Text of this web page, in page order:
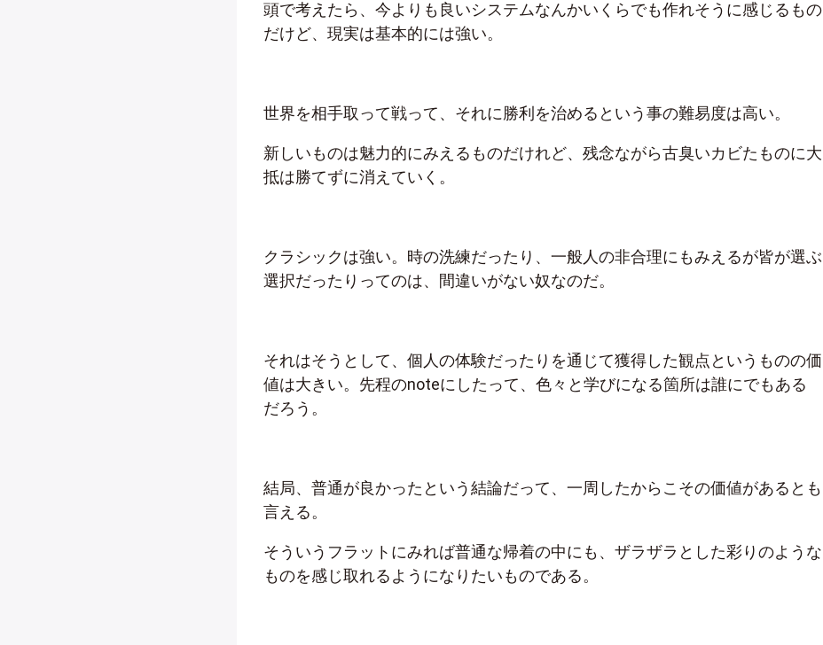
頭で考えたら、今よりも良いシステムなんかいくらでも作れそうに感じるもの
だけど、現実は基本的には強い。
世界を相手取って戦って、それに勝利を治めるという事の難易度は高い。
新しいものは魅力的にみえるものだけれど、残念ながら古臭いカビたものに大
抵は勝てずに消えていく。
クラシックは強い。時の洗練だったり、一般人の非合理にもみえるが皆が選ぶ
選択だったりってのは、間違いがない奴なのだ。
それはそうとして、個人の体験だったりを通じて獲得した観点というものの価
値は大きい。先程のnoteにしたって、色々と学びになる箇所は誰にでもある
だろう。
結局、普通が良かったという結論だって、一周したからこその価値があるとも
言える。
そういうフラットにみれば普通な帰着の中にも、ザラザラとした彩りのような
ものを感じ取れるようになりたいものである。